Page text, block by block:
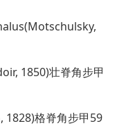
1850)壮脊角步甲
格脊角步甲59